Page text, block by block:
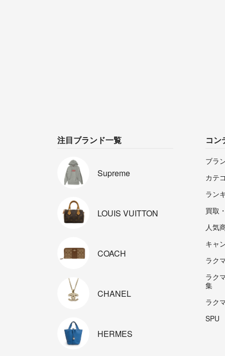
注目ブランド一覧
Supreme
LOUIS VUITTON
COACH
CHANEL
HERMES
コン
ブラ
カテ
ラン
買取
人気
キャ
ラク
ラク
集
ラク
SPU